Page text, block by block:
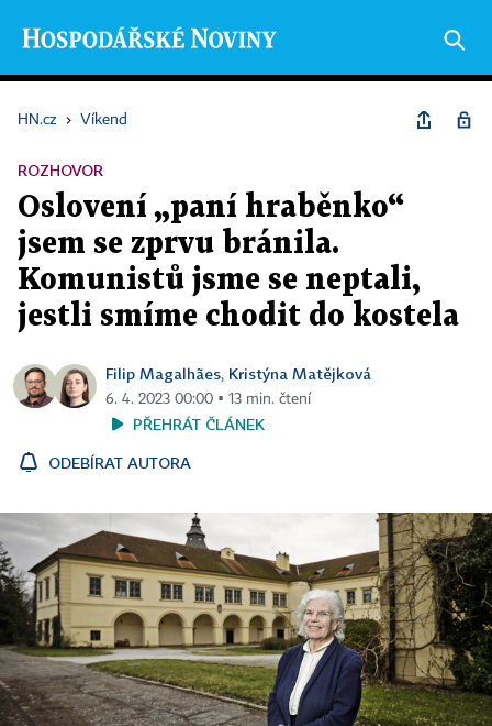
HN.cz › Víkend
ROZHOVOR
Oslovení „paní hraběnko“
jsem se zprvu bránila.
Komunistů jsme se neptali,
jestli smíme chodit do kostela
Filip Magalhães, Kristýna Matějková
6. 4. 2023 00:00 ▪ 13 min. čtení
PŘEHRÁT ČLÁNEK
ODEBÍRAT AUTORA